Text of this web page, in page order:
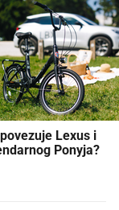
Lexus i
Ponyja?